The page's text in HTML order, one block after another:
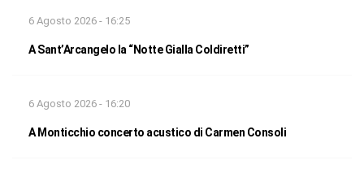
6 Agosto 2026 - 16:25
A Sant’Arcangelo la “Notte Gialla Coldiretti”
6 Agosto 2026 - 16:20
A Monticchio concerto acustico di Carmen Consoli